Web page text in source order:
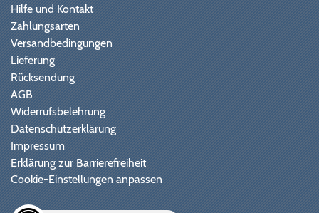
Hilfe und Kontakt
Zahlungsarten
Versandbedingungen
Lieferung
Rücksendung
AGB
Widerrufsbelehrung
Datenschutzerklärung
Impressum
Erklärung zur Barrierefreiheit
Cookie-Einstellungen anpassen